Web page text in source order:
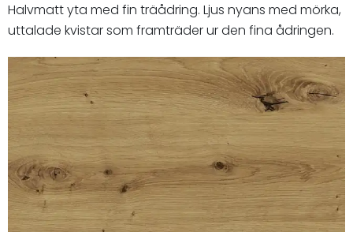
Halvmatt yta med fin träådring. Ljus nyans med mörka,
uttalade kvistar som framträder ur den fina ådringen.